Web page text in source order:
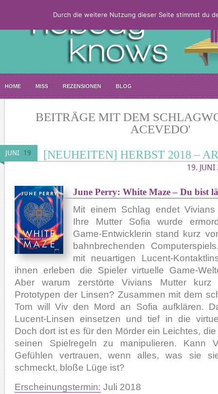
HOME MISS REZENSIONEN BLOG
BEITRÄGE MIT DEM
ACEVEDO'
JUNI 19 [NEUHEITEN] HERBST 2018 –
19.
June Perry: White Maze – Du bist
Mit einem Schlag endet
Ihre Mutter Sofia wurde
Game-Entwicklerin stand kurz
bahnbrechenden
mit neuartigen Lucent-
ihnen erleben die Spieler virtuelle Game-
Aber warum zerstörte Vivians Mutter
Prototypen der Linsen? Zusammen mit dem
Tom will Viv den Mord an Sofia aufklären.
Lucent-Linsen einsetzen und tief in die
Doch dort ist es für den Mörder ein Leichtes,
seinen Spielregeln zu manipulieren. Kann
Gefühlen vertrauen, wenn alles, was sie
schmeckt, bloße Lüge ist?
Erscheinungstermin: Juli 2018
Durch die weitere Nutzung dieser Seite stimmst du